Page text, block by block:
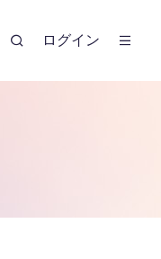
ログイン